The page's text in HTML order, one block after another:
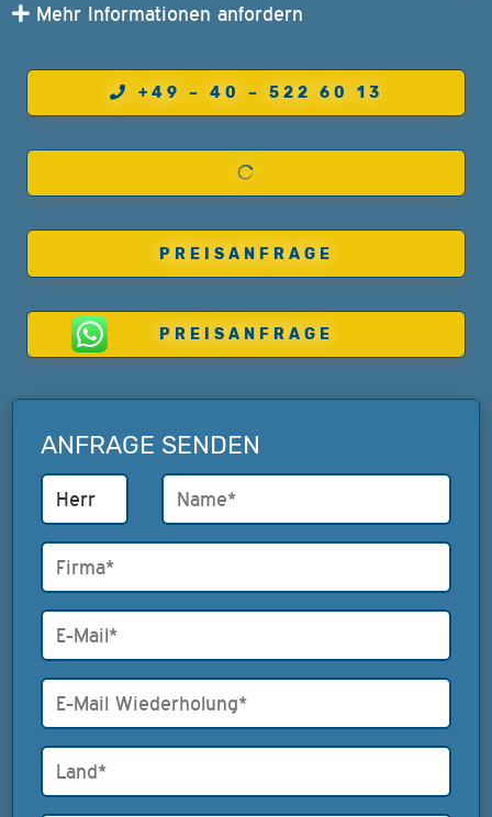
Mehr Informationen anfordern
+49 – 40 – 522 60 13
PREISANFRAGE
PREISANFRAGE
ANFRAGE SENDEN